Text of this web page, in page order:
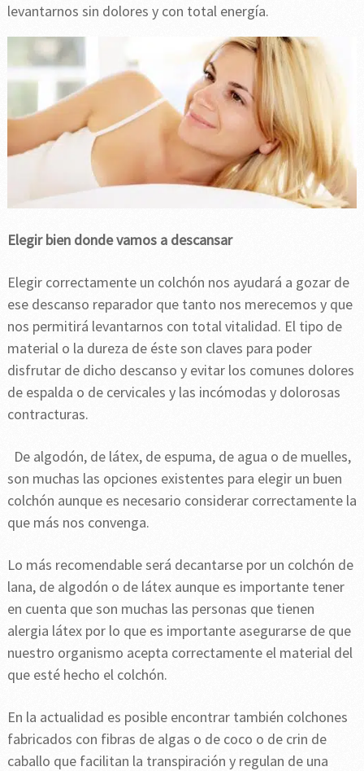
levantarnos sin dolores y con total energía.
Elegir bien donde vamos a descansar
Elegir correctamente un colchón nos ayudará a gozar de
ese descanso reparador que tanto nos merecemos y que
nos permitirá levantarnos con total vitalidad. El tipo de
material o la dureza de éste son claves para poder
disfrutar de dicho descanso y evitar los comunes dolores
de espalda o de cervicales y las incómodas y dolorosas
contracturas.
De algodón, de látex, de espuma, de agua o de muelles,
son muchas las opciones existentes para elegir un buen
colchón aunque es necesario considerar correctamente la
que más nos convenga.
Lo más recomendable será decantarse por un colchón de
lana, de algodón o de látex aunque es importante tener
en cuenta que son muchas las personas que tienen
alergia látex por lo que es importante asegurarse de que
nuestro organismo acepta correctamente el material del
que esté hecho el colchón.
En la actualidad es posible encontrar también colchones
fabricados con fibras de algas o de coco o de crin de
caballo que facilitan la transpiración y regulan de una